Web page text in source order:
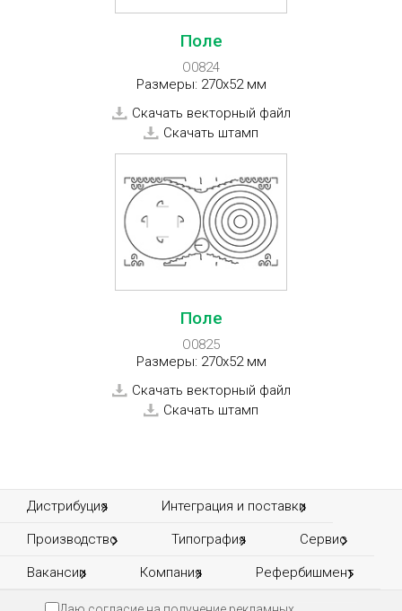
Поле
O0824
Размеры: 270x52 мм
Скачать векторный файл
Скачать штамп
Поле
O0825
Размеры: 270x52 мм
Скачать векторный файл
Скачать штамп
Дистрибуция Интеграция и поставки
Производство Типография Сервис
Вакансии Компания Рефербишмент